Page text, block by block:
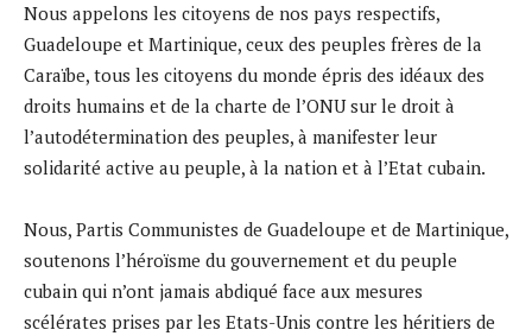
Nous appelons les citoyens de nos pays respectifs,
Guadeloupe et Martinique, ceux des peuples frères de la
Caraïbe, tous les citoyens du monde épris des idéaux des
droits humains et de la charte de l’ONU sur le droit à
l’autodétermination des peuples, à manifester leur
solidarité active au peuple, à la nation et à l’Etat cubain.
Nous, Partis Communistes de Guadeloupe et de Martinique,
soutenons l’héroïsme du gouvernement et du peuple
cubain qui n’ont jamais abdiqué face aux mesures
scélérates prises par les Etats-Unis contre les héritiers de